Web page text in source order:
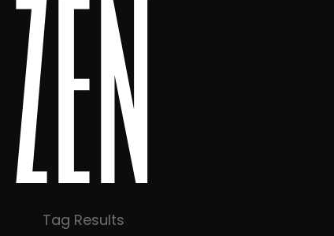
zen
Tag Results